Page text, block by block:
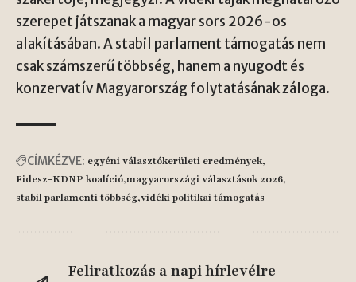
szerepet játszanak a magyar sors 2026-os
alakításában. A stabil parlament támogatás nem
csak számszerű többség, hanem a nyugodt és
konzervatív Magyarország folytatásának záloga.
CÍMKÉZVE: egyéni választókerületi eredmények
Fidesz-KDNP koalíció magyarországi választások 2026
stabil parlamenti többség vidéki politikai támogatás
Feliratkozás a napi hírlevélre